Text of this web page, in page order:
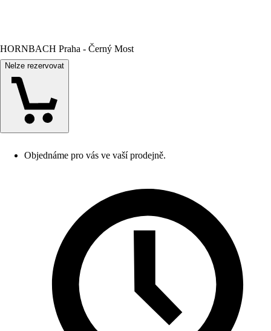
HORNBACH Praha - Černý Most
Nelze rezervovat
Objednáme pro vás ve vaší prodejně.